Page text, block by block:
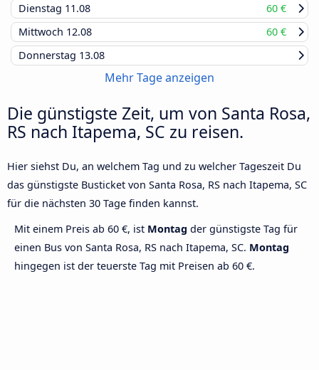
Dienstag 11.08
60 €
Mittwoch 12.08
60 €
Donnerstag 13.08
Mehr Tage anzeigen
Die günstigste Zeit, um von Santa Rosa,
RS nach Itapema, SC zu reisen.
Hier siehst Du, an welchem Tag und zu welcher Tageszeit Du
das günstigste Busticket von Santa Rosa, RS nach Itapema, SC
für die nächsten 30 Tage finden kannst.
Mit einem Preis ab 60 €, ist Montag der günstigste Tag für
einen Bus von Santa Rosa, RS nach Itapema, SC. Montag
hingegen ist der teuerste Tag mit Preisen ab 60 €.